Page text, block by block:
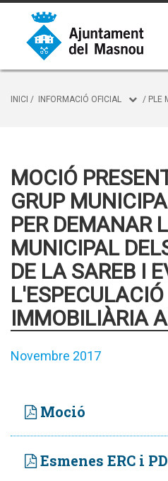
INICI / INFORMACIÓ OFICIAL / PLE
MOCIÓ
GRUP
PER DEMANAR
MUNICIPAL
DE LA SAREB I
L'ESPECULACIÓ
IMMOBILIÀRIA
Novembre 2017
Moció
Esmenes ERC i